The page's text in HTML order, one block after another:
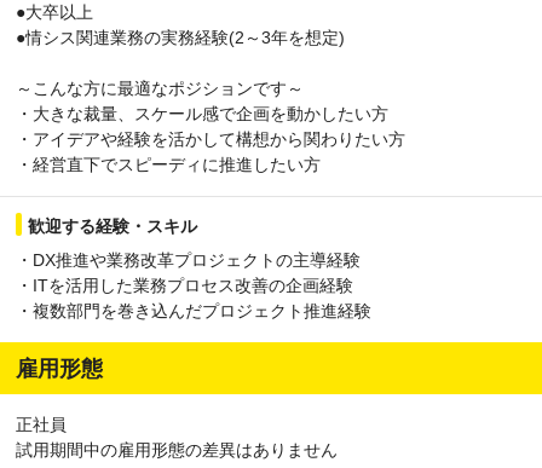
●大卒以上
●情シス関連業務の実務経験(2～3年を想定)
～こんな方に最適なポジションです～
・大きな裁量、スケール感で企画を動かしたい方
・アイデアや経験を活かして構想から関わりたい方
・経営直下でスピーディに推進したい方
歓迎する経験・スキル
・DX推進や業務改革プロジェクトの主導経験
・ITを活用した業務プロセス改善の企画経験
・複数部門を巻き込んだプロジェクト推進経験
雇用形態
正社員
試用期間中の雇用形態の差異はありません